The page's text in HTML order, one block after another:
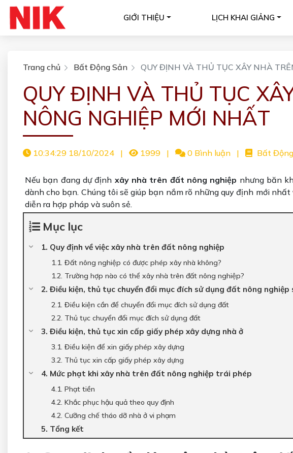
GIỚI THIỆU LỊCH KHAI GIẢNG
Trang chủ Bất Động Sản QUY ĐỊNH VÀ THỦ TỤC XÂY NHÀ
QUY ĐỊNH VÀ THỦ TỤC
NÔNG NGHIỆP MỚI NHẤT
10:34:29 18/10/2024 | 1999 | 0 Bình luận | Bất
Nếu bạn đang dự định xây nhà trên đất nông nghiệp nhưng băn
dành cho bạn. Chúng tôi sẽ giúp bạn nắm rõ những quy định mới
diễn ra hợp pháp và suôn sẻ.
Mục lục
1. Quy định về việc xây nhà trên đất nông nghiệp
1.1. Đất nông nghiệp có được phép xây nhà không?
1.2. Trường hợp nào có thể xây nhà trên đất nông nghiệp?
2. Điều kiện, thủ tục chuyển đổi mục đích sử dụng đất nông
2.1. Điều kiện cần để chuyển đổi mục đích sử dụng đất
2.2. Thủ tục chuyển đổi mục đích sử dụng đất
3. Điều kiện, thủ tục xin cấp giấy phép xây dựng nhà ở
3.1. Điều kiện để xin giấy phép xây dựng
3.2. Thủ tục xin cấp giấy phép xây dựng
4. Mức phạt khi xây nhà trên đất nông nghiệp trái phép
4.1. Phạt tiền
4.2. Khắc phục hậu quả theo quy định
4.2. Cưỡng chế tháo dỡ nhà ở vi phạm
5. Tổng kết